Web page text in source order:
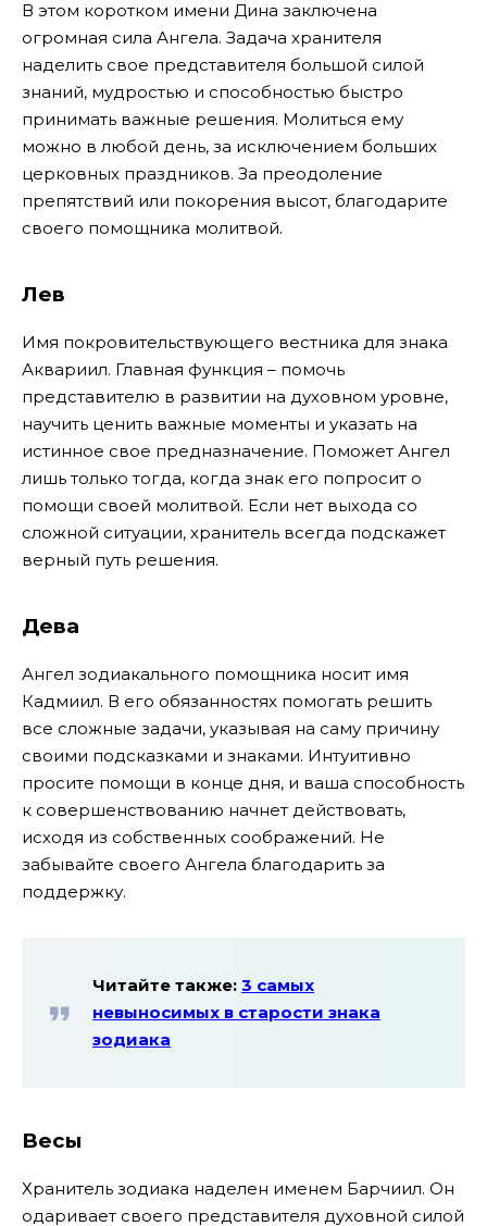
В этом коротком имени Дина заключена
огромная сила Ангела. Задача хранителя
наделить свое представителя большой силой
знаний, мудростью и способностью быстро
принимать важные решения. Молиться ему
можно в любой день, за исключением больших
церковных праздников. За преодоление
препятствий или покорения высот, благодарите
своего помощника молитвой.
Лев
Имя покровительствующего вестника для знака
Аквариил. Главная функция – помочь
представителю в развитии на духовном уровне,
научить ценить важные моменты и указать на
истинное свое предназначение. Поможет Ангел
лишь только тогда, когда знак его попросит о
помощи своей молитвой. Если нет выхода со
сложной ситуации, хранитель всегда подскажет
верный путь решения.
Дева
Ангел зодиакального помощника носит имя
Кадмиил. В его обязанностях помогать решить
все сложные задачи, указывая на саму причину
своими подсказками и знаками. Интуитивно
просите помощи в конце дня, и ваша способность
к совершенствованию начнет действовать,
исходя из собственных соображений. Не
забывайте своего Ангела благодарить за
поддержку.
Читайте также: 3 самых
невыносимых в старости знака
зодиака
Весы
Хранитель зодиака наделен именем Барчиил. Он
одаривает своего представителя духовной силой